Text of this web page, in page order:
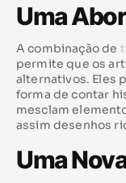
Uma
A combinação de
permite que os
alternativos. Eles
forma de contar
mesclam
assim desenhos
Uma